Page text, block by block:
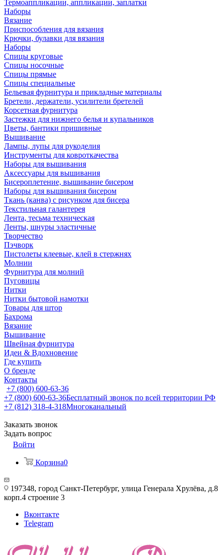
Термоаппликации, аппликации, заплатки
Наборы
Вязание
Приспособления для вязания
Крючки, булавки для вязания
Наборы
Спицы круговые
Спицы носочные
Спицы прямые
Спицы специальные
Бельевая фурнитура и прикладные материалы
Бретели, держатели, усилители бретелей
Корсетная фурнитура
Застежки для нижнего белья и купальников
Цветы, бантики пришивные
Вышивание
Лампы, лупы для рукоделия
Инструменты для ковроткачества
Наборы для вышивания
Аксессуары для вышивания
Бисероплетение, вышивание бисером
Наборы для вышивания бисером
Ткань (канва) с рисунком для бисера
Текстильная галантерея
Лента, тесьма техническая
Ленты, шнуры эластичные
Творчество
Пэчворк
Пистолеты клеевые, клей в стержнях
Молнии
Фурнитура для молний
Пуговицы
Нитки
Нитки бытовой намотки
Товары для штор
Бахрома
Вязание
Вышивание
Швейная фурнитура
Идеи & Вдохновение
Где купить
О бренде
Контакты
+7 (800) 600-63-36
+7 (800) 600-63-36Бесплатный звонок по всей территории РФ
+7 (812) 318-4-318Многоканальный
Заказать звонок
Задать вопрос
Войти
Корзина0
197348, город Санкт-Петербург, улица Генерала Хрулёва, д.8
корп.4 строение 3
Вконтакте
Telegram